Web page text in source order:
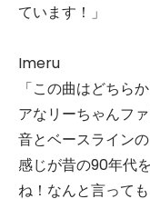
ています！」
Imeru
「この曲はどちら
アなリーちゃんフ
音とベースライン
感じが昔の90年代
ね！なんと言って